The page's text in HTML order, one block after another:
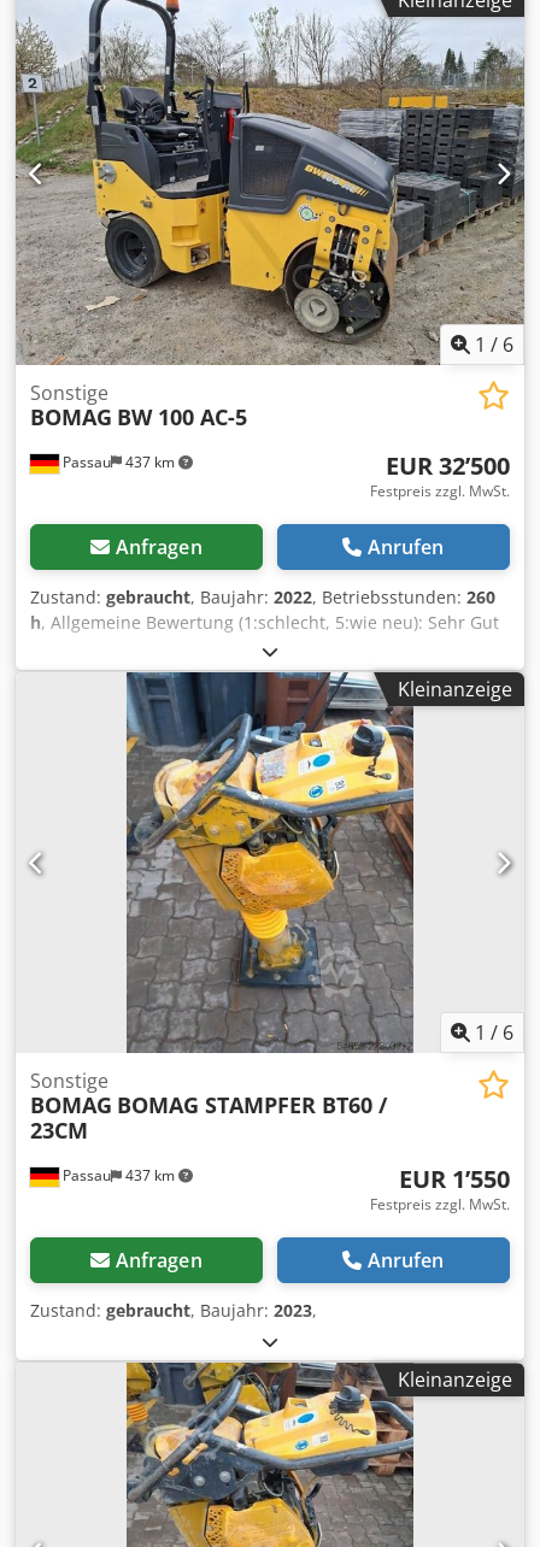
1 / 6
Passau 437 km
Sonstige
BOMAG BW 100 AC-5
EUR 32’500
Festpreis zzgl. MwSt.
Anfragen Anrufen
Zustand: gebraucht, Baujahr: 2022, Betriebsstunden: 260
h, Allgemeine Bewertung (1:schlecht, 5:wie neu): Sehr Gut
Cedpszkzznsfx Adpsha ---- UVV Neu - sofort Einsatzbereit
ca. 260 Betriebsstunden - Betriebsgewicht 2.400 kg -
Arbeitsbreite 1.000 mm - Kubota Dieselmotor Stage V /
TIER4f - Vier Gummiräder mit Glattprofil hinten -
Hydrostatischer Fahre- und Vibrationsantrieb - 2 Abstreifer
je Bandage federvorgespannt und abklappbar -
Druckberieselung mit Intervallschaltung -
Multifunktionsfahrhebel - Multifunktionsanzeige inkl.
Betriebsstundenzähler - Wasserstandsanzeige - NOT-AUS -
Intelligent Vibration Control - integeriertes Staufach -
einstellbarer Fahrersitz - Sitzkontaktschalter -
Vandalismusschutz - 12 V Steckdose - Arbeitsbeleuchtung
vorne/hinten - Rückfahrwarneinrichtung - abschließbarer
Motorhaube aus Kompositmaterial - Verzurrösen verzinkt -
Einpunktaufhängung
Kleinanzeige
1 / 6
Passau 437 km
Sonstige
BOMAG BOMAG STAMPFER BT60 /
23CM
EUR 1’550
Festpreis zzgl. MwSt.
Anfragen Anrufen
Zustand: gebraucht, Baujahr: 2023,
Kleinanzeige